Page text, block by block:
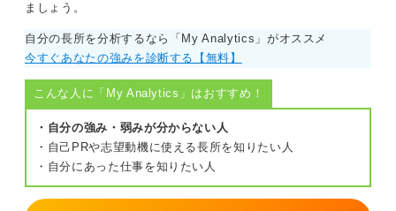
ましょう。
自分の長所を分析するなら「My Analytics」がオススメ
今すぐあなたの強みを診断する【無料】
こんな人に「My Analytics」はおすすめ！
・自分の強み・弱みが分からない人
・自己PRや志望動機に使える長所を知りたい人
・自分にあった仕事を知りたい人